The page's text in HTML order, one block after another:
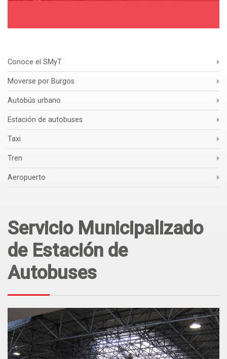
Conoce el SMyT
Moverse por Burgos
Autobús urbano
Estación de autobuses
Taxi
Tren
Aeropuerto
Servicio Municipalizado
de Estación de
Autobuses